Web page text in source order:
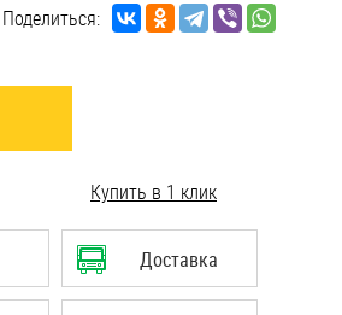
Поделиться:
Купить в 1 клик
Доставка